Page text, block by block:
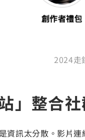
2024走
」整合
資訊太分散。影片